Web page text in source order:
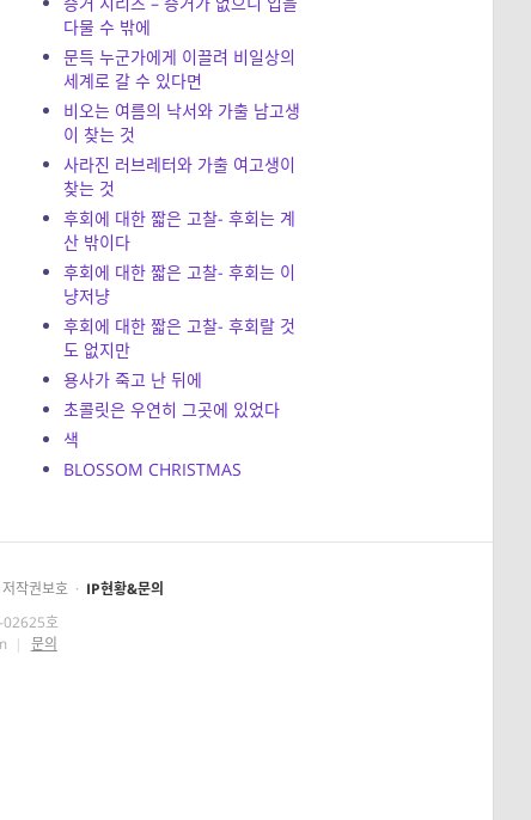
다물 수 밖에
문득 누군가에게 이끌려 비일상의
세계로 갈 수 있다면
비오는 여름의 낙서와 가출 남고생
이 찾는 것
사라진 러브레터와 가출 여고생이
찾는 것
후회에 대한 짧은 고찰- 후회는 계
산 밖이다
후회에 대한 짧은 고찰- 후회는 이
냥저냥
후회에 대한 짧은 고찰- 후회랄 것
도 없지만
용사가 죽고 난 뒤에
초콜릿은 우연히 그곳에 있었다
색
BLOSSOM CHRISTMAS
저작권보호 · IP현황&문의
02625호
| 문의